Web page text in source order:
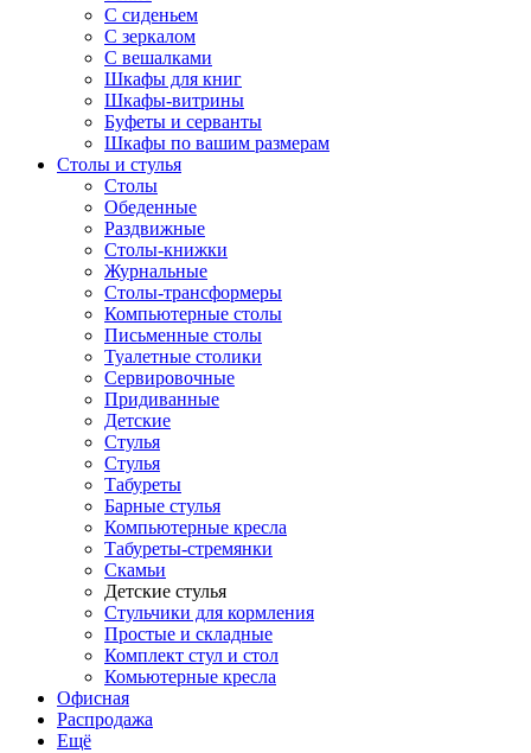
С сиденьем
С зеркалом
С вешалками
Шкафы для книг
Шкафы-витрины
Буфеты и серванты
Шкафы по вашим размерам
Столы и стулья
Столы
Обеденные
Раздвижные
Столы-книжки
Журнальные
Столы-трансформеры
Компьютерные столы
Письменные столы
Туалетные столики
Сервировочные
Придиванные
Детские
Стулья
Стулья
Табуреты
Барные стулья
Компьютерные кресла
Табуреты-стремянки
Скамьи
Детские стулья
Стульчики для кормления
Простые и складные
Комплект стул и стол
Комьютерные кресла
Офисная
Распродажа
Eщё